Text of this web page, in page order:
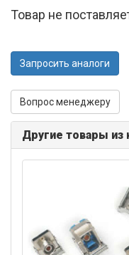
Товар не
Запросить аналоги
Вопрос менеджеру
Другие товары из